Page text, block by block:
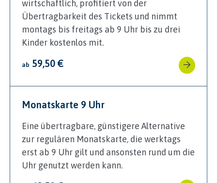
wirtschaftlich, profitiert von der
Übertragbarkeit des Tickets und nimmt
montags bis freitags ab 9 Uhr bis zu drei
Kinder kostenlos mit.
ab 59,50 €
Monatskarte 9 Uhr
Eine übertragbare, günstigere Alternative
zur regulären Monatskarte, die werktags
erst ab 9 Uhr gilt und ansonsten rund um die
Uhr genutzt werden kann.